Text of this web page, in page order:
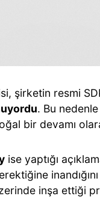
şirketin resmi
. Bu
bir devamı
ise yaptığı
inşa ettiği